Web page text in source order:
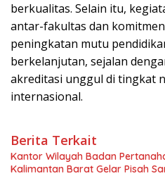
berkualitas. Selain itu,
antar-fakultas dan
peningkatan mutu
berkelanjutan, sejalan
akreditasi unggul di tingkat
internasional.
Berita Terkait
Kantor Wilayah Badan
Kalimantan Barat Gelar Pisah